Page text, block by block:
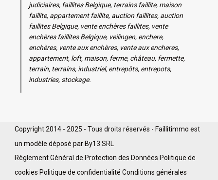
judiciaires, faillites Belgique, terrains faillite, maison
faillite, appartement faillite, auction faillites, auction
faillites Belgique, vente enchères faillites, vente
enchères faillites Belgique, veilingen, enchere,
enchères, vente aux enchères, vente aux encheres,
appartement, loft, maison, ferme, château, fermette,
terrain, terrains, industriel, entrepôts, entrepots,
industries, stockage.
Copyright 2014 - 2025 - Tous droits réservés - Faillitimmo est
un modèle déposé par By13 SRL
Règlement Général de Protection des Données Politique de
cookies Politique de confidentialité Conditions générales